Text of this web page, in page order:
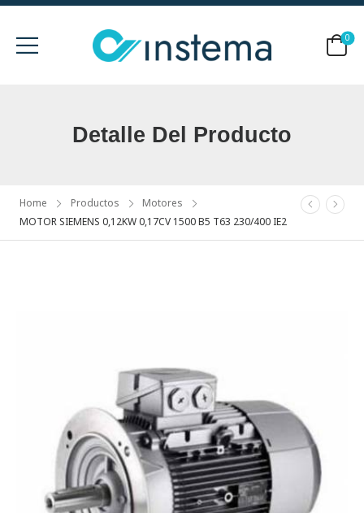
0
Detalle Del Producto
Home Productos
Motores
MOTOR SIEMENS 0,12KW 0,17CV 1500 B5 T63 230/400 IE2